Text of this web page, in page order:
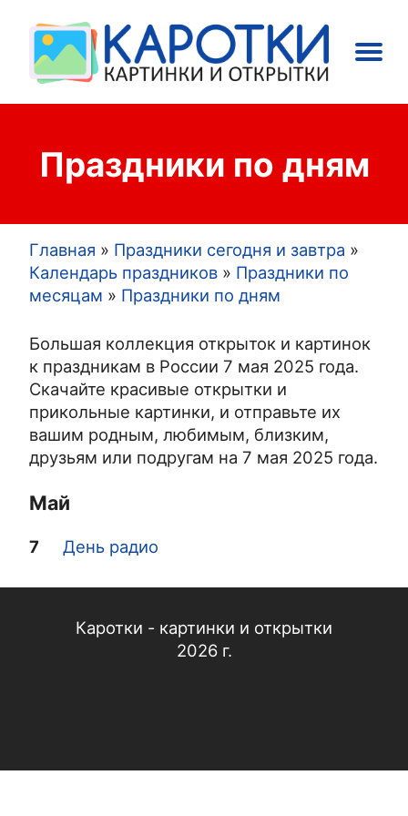
Main
Открытки
Праздники
Праздники по дням
Строка
навигации
Главная
Праздники сегодня и завтра
Календарь праздников
Праздники по
месяцам
Праздники по дням
Большая коллекция открыток и картинок
к праздникам в России 7 мая 2025 года.
Скачайте красивые открытки и
прикольные картинки, и отправьте их
вашим родным, любимым, близким,
друзьям или подругам на 7 мая 2025 года.
Май
7 День радио
Каротки - картинки и открытки
2026 г.